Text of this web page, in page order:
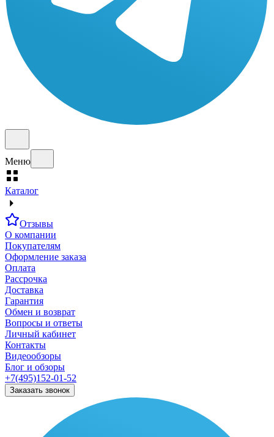
Меню
Каталог
Отзывы
О компании
Покупателям
Оформление заказа
Оплата
Рассрочка
Доставка
Гарантия
Обмен и возврат
Вопросы и ответы
Личный кабинет
Контакты
Видеообзоры
Блог и обзоры
+7(495)152-01-52
Заказать звонок